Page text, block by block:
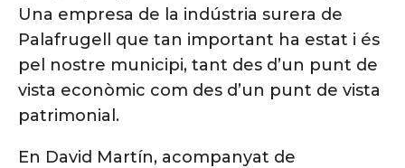
Una empresa de la indústria surera de
Palafrugell que tan important ha estat i és
pel nostre municipi, tant des d’un punt de
vista econòmic com des d’un punt de vista
patrimonial.
En David Martín, acompanyat de